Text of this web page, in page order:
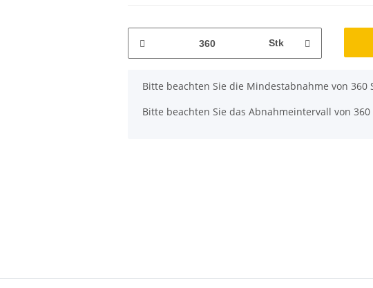
Stk
x
Bitte beachten Sie die Mindestabnahme von 360
Bitte beachten Sie das Abnahmeintervall von 360